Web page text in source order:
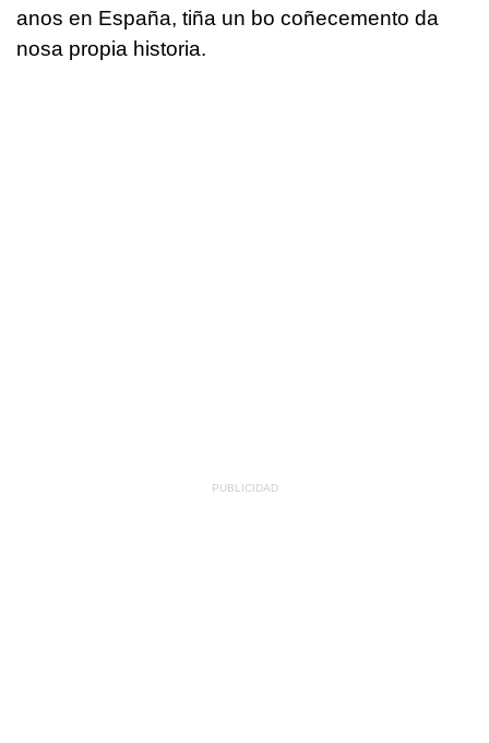
anos en España, tiña un bo coñecemento da
nosa propia historia.